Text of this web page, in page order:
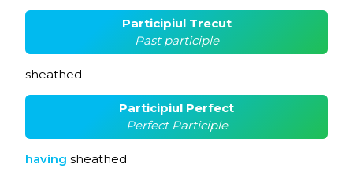
Participiul Trecut
Past participle
sheathed
Participiul Perfect
Perfect Participle
having sheathed